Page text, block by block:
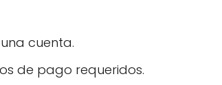
cuenta.
de pago requeridos.